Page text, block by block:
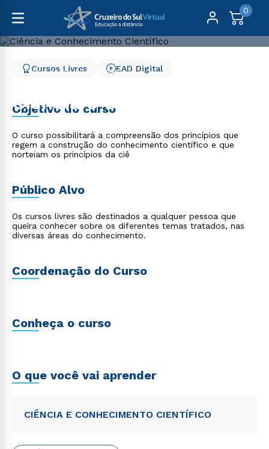
0
Cursos Livres
Educação
Ciência e Conhecimento
Científico
Cursos Livres EAD Digital
Objetivo do curso
O curso possibilitará a compreensão dos princípios que
regem a construção do conhecimento científico e que
norteiam os princípios da ciê
Público Alvo
Os cursos livres são destinados a qualquer pessoa que
queira conhecer sobre os diferentes temas tratados, nas
diversas áreas do conhecimento.
Coordenação do Curso
Conheça o curso
O que você vai aprender
CIÊNCIA E CONHECIMENTO CIENTÍFICO